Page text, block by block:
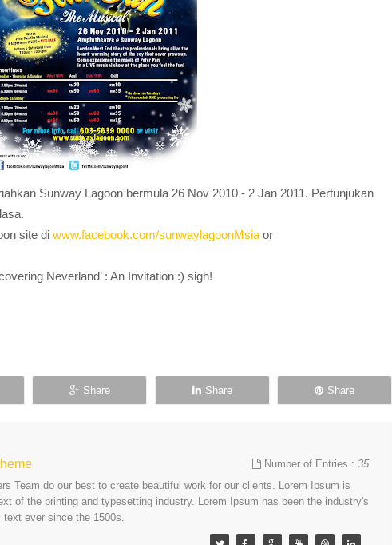
Sunway Lagoon bermula 26 Nov 2010 - 2 Jan 2011. Pertunjukan
site di www.facebook.com/sunwaylagoonMsia or
Neverland’ : An Invitation :) sigh!
Share Share Share
Number of Entries :35
Team do our best to create beautiful work for our clients. Lorem Ipsum is
of the printing and typesetting industry. Lorem Ipsum has been the industry's
text ever since the 1500s.